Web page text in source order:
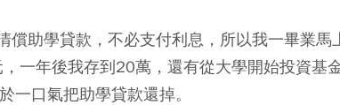
償助學貸款，不必支付利息，所以我一畢業馬
一年後我存到20萬，還有從大學開始投資基
一口氣把助學貸款還掉。